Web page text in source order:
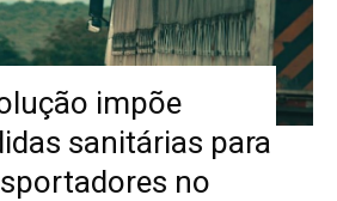
impõe
sanitárias para
no